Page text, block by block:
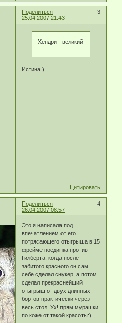
Поделиться
3
25.04.2007 21:43
Хендри - великий
Истина )
Цитировать
Поделиться
4
26.04.2007 08:57
Это я написала под
впечатлением от его
потрясающего отыгрыша в 15
фрейме поединка против
Гилберта, когда после
забитого красного он сам
себе сделал снукер, а потом
сделал прекраснейший
отыгрыш от двух длинных
бортов практически через
весь стол. Ух! прям мурашки
по коже от такой красоты:)